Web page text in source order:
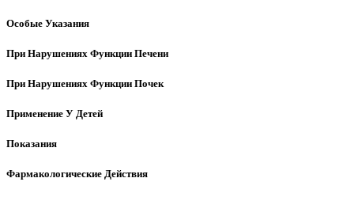
Особые Указания
При Нарушениях Функции Печени
При Нарушениях Функции Почек
Применение У Детей
Показания
Фармакологические Действия